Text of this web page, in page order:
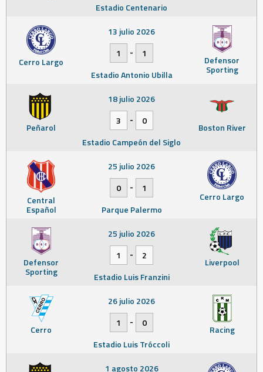
Estadio Centenario
Cerro Largo Defensor
Sporting
13 julio 2026
1
-
1
Estadio Antonio Ubilla
Peñarol Boston River
18 julio 2026
3
-
0
Estadio Campeón del Siglo
Central
Español
Cerro Largo
25 julio 2026
0
-
1
Parque Palermo
Defensor
Sporting
Liverpool
25 julio 2026
1
-
2
Estadio Luis Franzini
Cerro Racing
26 julio 2026
1
-
0
Estadio Luis Tróccoli
1 agosto 2026